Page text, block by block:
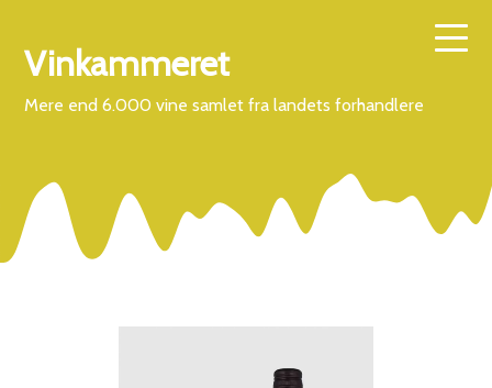
Vinkammeret
Mere end 6.000 vine samlet fra landets forhandlere